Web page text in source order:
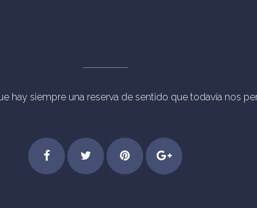
hay siempre una reserva de sentido que todavía nos